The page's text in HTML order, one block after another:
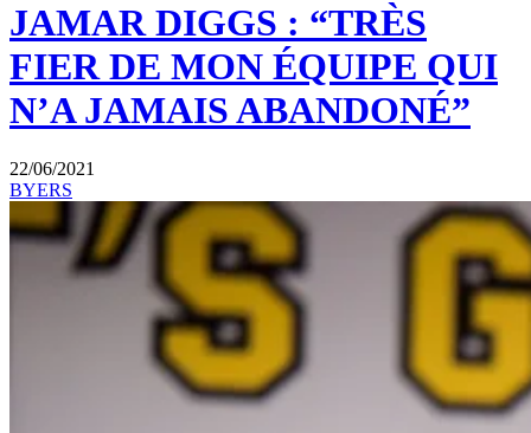
JAMAR DIGGS : “TRÈS
FIER DE MON ÉQUIPE QUI
N’A JAMAIS ABANDONÉ”
22/06/2021
BYERS